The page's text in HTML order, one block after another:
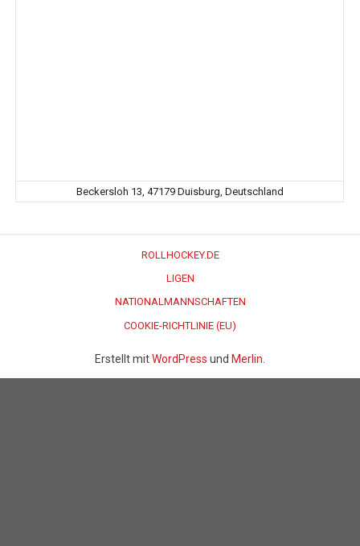
Beckersloh 13, 47179 Duisburg, Deutschland
ROLLHOCKEY.DE
LIGEN
NATIONALMANNSCHAFTEN
COOKIE-RICHTLINIE (EU)
Erstellt mitWordPress und Merlin